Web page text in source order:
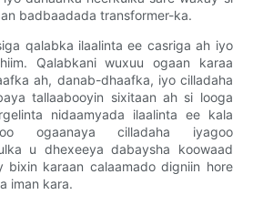
badbaadada transformer-ka.
qalabka ilaalinta ee casriga ah iyo
Qalabkani wuxuu ogaan karaa
ah, danab-dhaafka, iyo cilladaha
tallaabooyin sixitaan ah si looga
nidaamyada ilaalinta ee kala
ogaanaya cilladaha iyagoo
u dhexeeya dabaysha koowaad
bixin karaan calaamado digniin hore
iman kara.